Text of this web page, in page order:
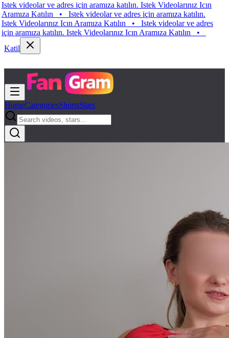
ve adres için aramıza katılın. Istek Videolarınız Icın
Katılın•Istek videolar ve adres için aramıza katılın.
Icın Aramıza Katılın•Istek videolar ve adres
katılın. Istek Videolarınız Icın Aramıza Katılın•
Katil
HomeCategoriesShortsStars